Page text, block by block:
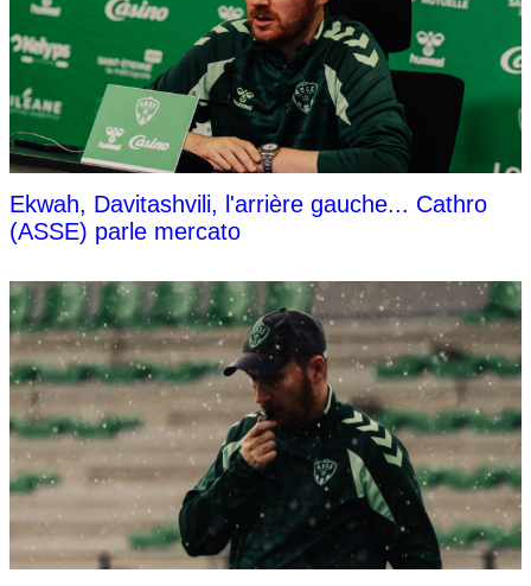
Ekwah, Davitashvili, l'arrière gauche... Cathro
(ASSE) parle mercato